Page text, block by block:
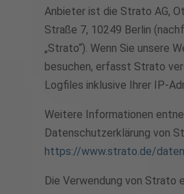
Anbieter ist die Strato AG,
Straße 7, 10249 Berlin
„Strato“). Wenn Sie unsere
besuchen, erfasst Strato
Logfiles inklusive Ihrer IP-
Weitere Informationen
Datenschutzerklärung von
https://www.strato.de/
Die Verwendung von Strato